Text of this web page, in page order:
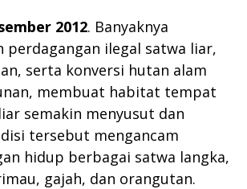
2012. Banyaknya
perdagangan ilegal satwa liar,
serta konversi hutan alam
membuat habitat tempat
semakin menyusut dan
tersebut mengancam
hidup berbagai satwa langka,
gajah, dan orangutan.